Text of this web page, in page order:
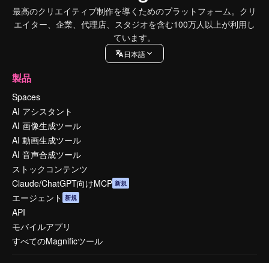
最高のクリエイティブ制作を導くためのプラットフォーム。クリ
エイター、企業、代理店、スタジオを含む100万人以上が利用し
ています。
日本語
製品
Spaces
AI アシスタント
AI 画像生成ツール
AI 動画生成ツール
AI 音声合成ツール
ストックコンテンツ
Claude/ChatGPT向けMCP 新規
エージェント 新規
API
モバイルアプリ
すべてのMagnificツール